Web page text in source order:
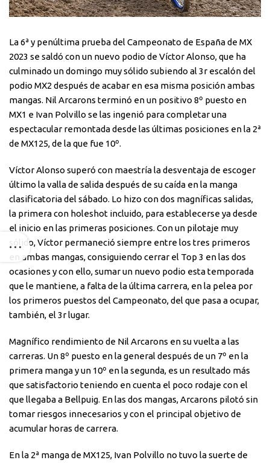
La 6ª y penúltima prueba del Campeonato de España de MX
2023 se saldó con un nuevo podio de Víctor Alonso, que ha
culminado un domingo muy sólido subiendo al 3r escalón del
podio MX2 después de acabar en esa misma posición ambas
mangas. Nil Arcarons terminó en un positivo 8º puesto en
MX1 e Ivan Polvillo se las ingenió para completar una
espectacular remontada desde las últimas posiciones en la 2ª
de MX125, de la que fue 10º.
Víctor Alonso superó con maestría la desventaja de escoger
último la valla de salida después de su caída en la manga
clasificatoria del sábado. Lo hizo con dos magníficas salidas,
la primera con holeshot incluido, para establecerse ya desde
el inicio en las primeras posiciones. Con un pilotaje muy
sólido, Víctor permaneció siempre entre los tres primeros
en ambas mangas, consiguiendo cerrar el Top 3 en las dos
ocasiones y con ello, sumar un nuevo podio esta temporada
que le mantiene, a falta de la última carrera, en la pelea por
los primeros puestos del Campeonato, del que pasa a ocupar,
también, el 3r lugar.
Magnífico rendimiento de Nil Arcarons en su vuelta a las
carreras. Un 8º puesto en la general después de un 7º en la
primera manga y un 10º en la segunda, es un resultado más
que satisfactorio teniendo en cuenta el poco rodaje con el
que llegaba a Bellpuig. En las dos mangas, Arcarons pilotó sin
tomar riesgos innecesarios y con el principal objetivo de
acumular horas de carrera.
En la 2ª manga de MX125, Ivan Polvillo no tuvo la suerte de